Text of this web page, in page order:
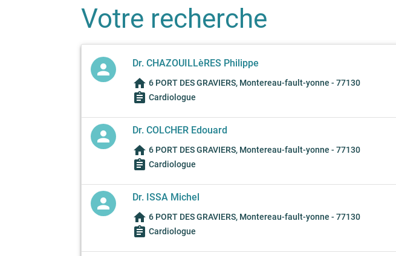
Votre recherche
person Dr. CHAZOUILLèRES Philippe
home 6 PORT DES GRAVIERS, Montereau-fault-yonne - 77130
assignment Cardiologue
person Dr. COLCHER Edouard
home 6 PORT DES GRAVIERS, Montereau-fault-yonne - 77130
assignment Cardiologue
person Dr. ISSA Michel
home 6 PORT DES GRAVIERS, Montereau-fault-yonne - 77130
assignment Cardiologue